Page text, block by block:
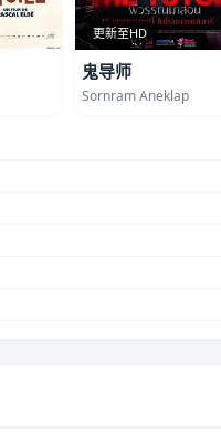
更新至HD
鬼导师
Sornram Aneklap